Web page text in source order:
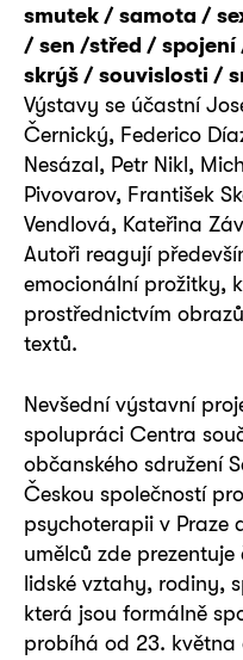
smutek / samota /
/ sen /střed /
skrýš / souvislosti /
Výstavy se účastní
Černický, Federico
Nesázal, Petr Nikl,
Pivovarov, František
Vendlová, Kateřina
Autoři reagují
emocionální prožitky,
prostřednictvím
textů.
Nevšední výstavní
spolupráci Centra
občanského sdružení
Českou společností
psychoterapii v Praze
umělců zde
lidské vztahy, rodiny,
která jsou formálně
probíhá od 23. května